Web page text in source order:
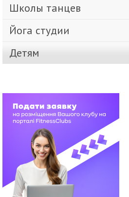
Школы танцев
Йога студии
Детям